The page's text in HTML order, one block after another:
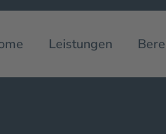
Leistungen